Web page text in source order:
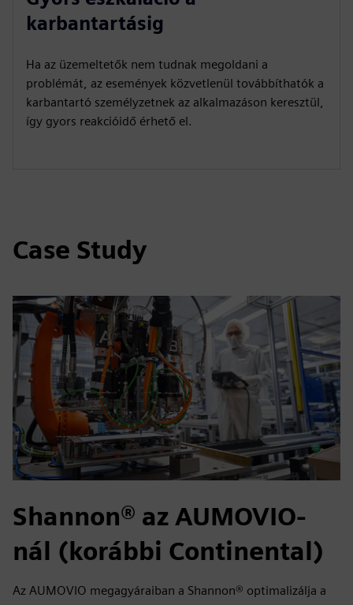
karbantartásig
Ha az üzemeltetők nem tudnak megoldani a
problémát, az események közvetlenül továbbíthatók a
karbantartó személyzetnek az alkalmazáson keresztül,
így gyors reakcióidő érhető el.
Case Study
Shannon® az AUMOVIO-
nál (korábbi Continental)
Az AUMOVIO megagyáraiban a Shannon® optimalizálja a